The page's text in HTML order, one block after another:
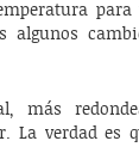
más
La verdad es